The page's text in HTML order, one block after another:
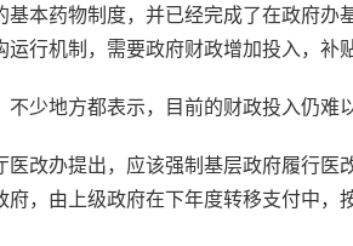
基本药物制度，并已经完成了在政府
运行机制，需要政府财政增加投入，补
不少地方都表示，目前的财政投入仍难
医改办提出，应该强制基层政府履行
府，由上级政府在下年度转移支付中，